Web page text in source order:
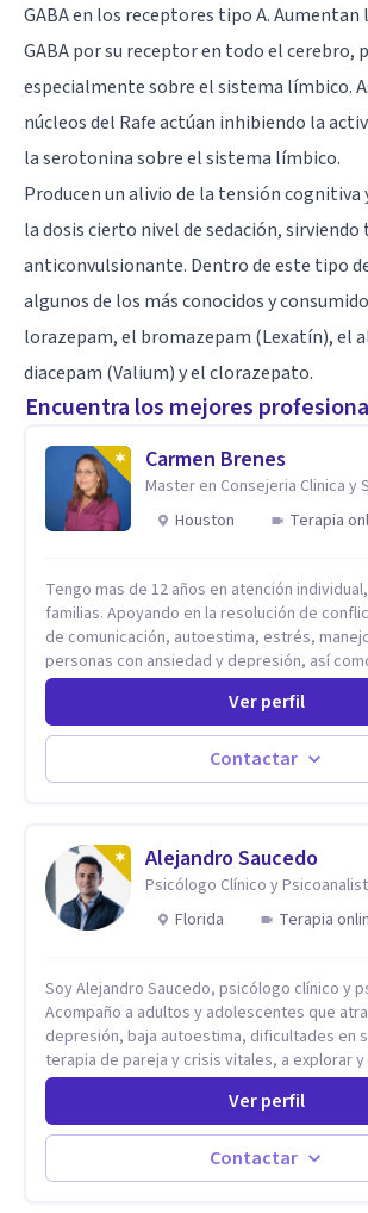
GABA en los receptores tipo A. Aumentan
GABA por su receptor en todo el cerebro,
especialmente sobre el sistema límbico.
núcleos del Rafe actúan inhibiendo la
laserotoninasobre elsistema límbico.
Producen un alivio de la tensión cognitiva
la dosis cierto nivel de sedación,
anticonvulsionante. Dentro de este tipo
algunos de los más conocidos y
lorazepam, el bromazepam (Lexatín), el
diacepam (Valium) y el clorazepato.
Encuentra los mejores
Carmen Brenes
Master en Consejeria Clinica y
Houston
Terapia
Tengo mas de 12 años en atención
familias. Apoyando en la resolución de
de comunicación, autoestima, estrés,
personas con ansiedad y depresión, así
conducta y comportamiento. Desarrollo de
Estableciendo metas a corto y largo plazo,
vida de cada uno tener su propia vision.
Ver perfil
Contactar
Alejandro Saucedo
Psicólogo Clínico y
Florida
Terapia
Soy Alejandro Saucedo, psicólogo clínico y
Acompaño a adultos y adolescentes que
depresión, baja autoestima, dificultades en
terapia de pareja y crisis vitales, a explorar
profundidad los conflictos internos que
autoconocimiento y análisis, es posible
historias personales, elaborar las
resignificarlas, liberando su influencia para
Ver perfil
Contactar